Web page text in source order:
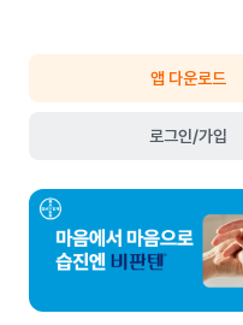
앱 다운로드
로그인/가입